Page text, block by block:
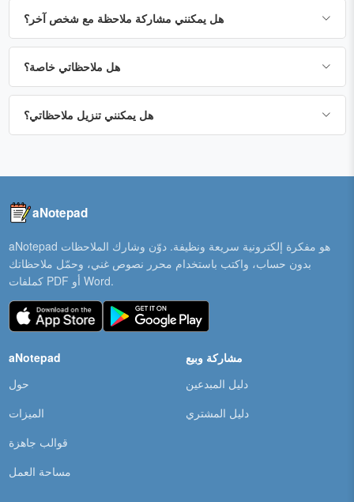
هل يمكنني مشاركة ملاحظة مع شخص آخر؟
هل ملاحظاتي خاصة؟
هل يمكنني تنزيل ملاحظاتي؟
aNotepad
aNotepad هو مفكرة إلكترونية سريعة ونظيفة. دوّن وشارك الملاحظات
بدون حساب، واكتب باستخدام محرر نصوص غني، وحمّل ملاحظاتك
كملفات PDF أو Word.
aNotepad
حول
الميزات
قوالب جاهزة
مساحة العمل
مشاركة وبيع
دليل المبدعين
دليل المشتري